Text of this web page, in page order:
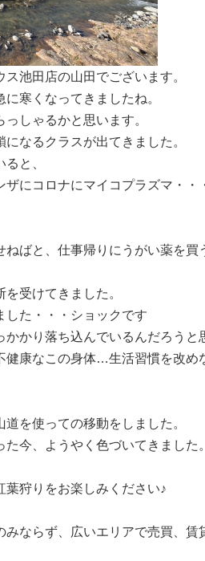
池田店の山田でございます。
寒くなってきましたね。
しゃるかと思います。
なるクラスが出てきました。
と、
ザにコロナにマイコプラズマ・
ばと、仕事帰りにうがい薬を買
受けてきました。
した・・・ショックです
かり落ち込んでいるんだろうと
健康なこの身体…生活習慣を改め
を使っての移動をしました。
今、ようやく色づいてきました。
狩りをお楽しみください♪
ならず、広いエリアで売買、